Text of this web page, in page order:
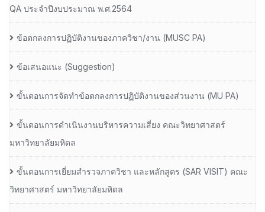
QA ประจำปีงบประมาณ พ.ศ.2564
ข้อตกลงการปฏิบัติงานของภาควิชา/งาน (MUSC PA)
ข้อเสนอแนะ (Suggestion)
ขั้นตอนการจัดทำข้อตกลงการปฏิบัติงานของส่วนงาน (MU PA)
ขั้นตอนการดำเนินงานบริหารความเสี่ยง คณะวิทยาศาสตร์
มหาวิทยาลัยมหิดล
ขั้นตอนการเยี่ยมสำรวจภาควิชา และหลักสูตร (SAR VISIT) คณะ
วิทยาศาสตร์ มหาวิทยาลัยมหิดล